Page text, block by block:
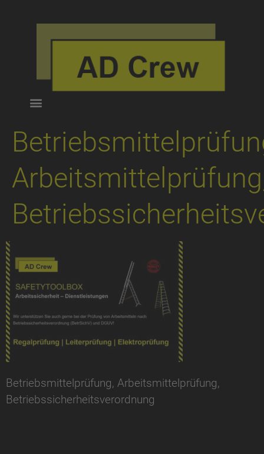
Betriebsmittelprüfung, Arbeitsmittelprüfung,
Betriebssicherheitsverordnung